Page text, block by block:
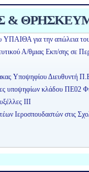
ΥΠΑΙΘΑ για την απώλεια
Α/θμιας Εκπ/σης σε
Υποψηφίου Διευθυντή
υποψηφίων κλάδου ΠΕ02
ΙΙΙ
Ιεροσπουδαστών